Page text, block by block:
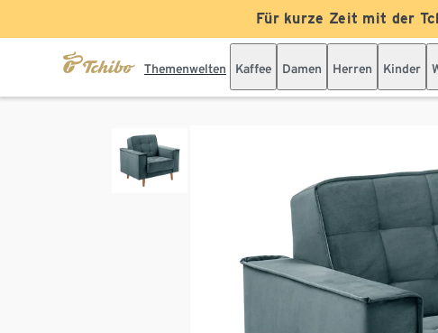
Für kurze Zeit mit der
Themenwelten Kaffee Damen Herren Kinder